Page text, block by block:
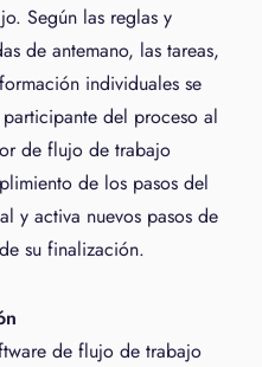
Según las reglas y
de antemano, las tareas,
individuales se
del proceso al
de flujo de trabajo
de los pasos del
y activa nuevos pasos de
su finalización.
de flujo de trabajo